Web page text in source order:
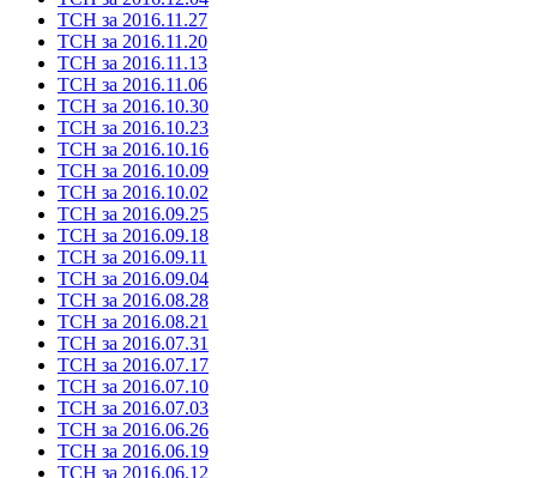
ТСН за 2016.11.27
ТСН за 2016.11.20
ТСН за 2016.11.13
ТСН за 2016.11.06
ТСН за 2016.10.30
ТСН за 2016.10.23
ТСН за 2016.10.16
ТСН за 2016.10.09
ТСН за 2016.10.02
ТСН за 2016.09.25
ТСН за 2016.09.18
ТСН за 2016.09.11
ТСН за 2016.09.04
ТСН за 2016.08.28
ТСН за 2016.08.21
ТСН за 2016.07.31
ТСН за 2016.07.17
ТСН за 2016.07.10
ТСН за 2016.07.03
ТСН за 2016.06.26
ТСН за 2016.06.19
ТСН за 2016.06.12